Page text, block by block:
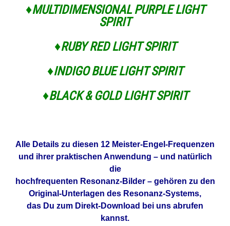
♦MULTIDIMENSIONAL PURPLE LIGHT
SPIRIT
♦RUBY RED LIGHT SPIRIT
♦INDIGO BLUE LIGHT SPIRIT
♦BLACK & GOLD LIGHT SPIRIT
Alle Details zu diesen 12 Meister-Engel-Frequenzen
und ihrer praktischen Anwendung – und natürlich
die
hochfrequenten Resonanz-Bilder – gehören zu den
Original-Unterlagen des Resonanz-Systems,
das Du zum Direkt-Download bei uns abrufen
kannst.